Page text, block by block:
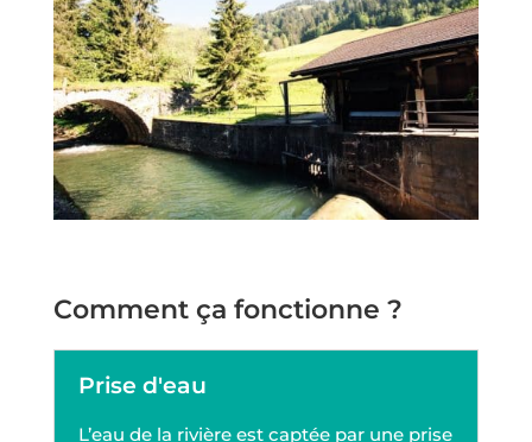
Comment ça fonctionne ?
Prise d'eau
L’eau de la rivière est captée par une prise